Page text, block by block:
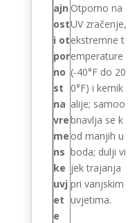
ajn
ost
i ot
por
no
st
na
vre
me
ns
ke
uvj
et
e
Otporno na
UV zračenje,
ekstremne t
emperature
(-40°F do 20
0°F) i kemik
alije; samoo
bnavlja se k
od manjih u
boda; dulji vi
jek trajanja
pri vanjskim
uvjetima.